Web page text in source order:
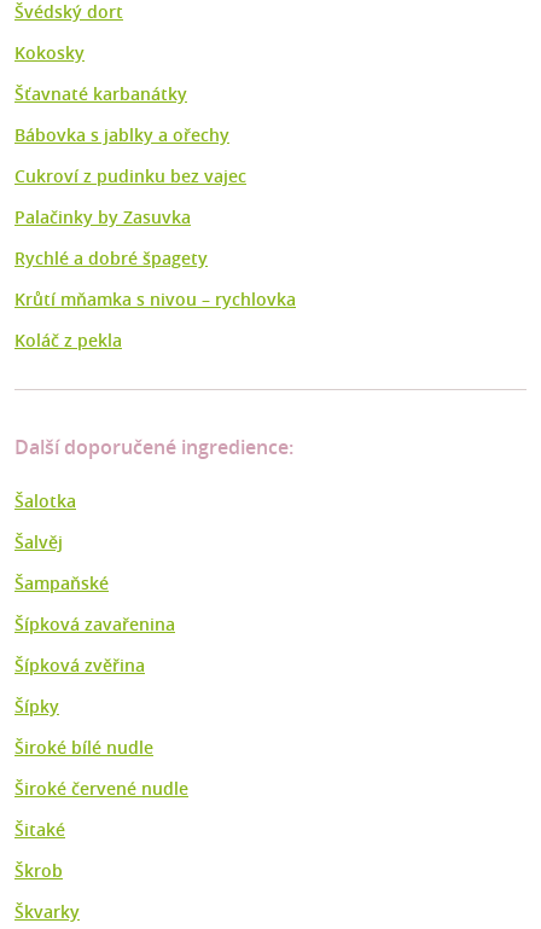
Švédský dort
Kokosky
Šťavnaté karbanátky
Bábovka s jablky a ořechy
Cukroví z pudinku bez vajec
Palačinky by Zasuvka
Rychlé a dobré špagety
Krůtí mňamka s nivou – rychlovka
Koláč z pekla
Další doporučené ingredience:
Šalotka
Šalvěj
Šampaňské
Šípková zavařenina
Šípková zvěřina
Šípky
Široké bílé nudle
Široké červené nudle
Šitaké
Škrob
Škvarky